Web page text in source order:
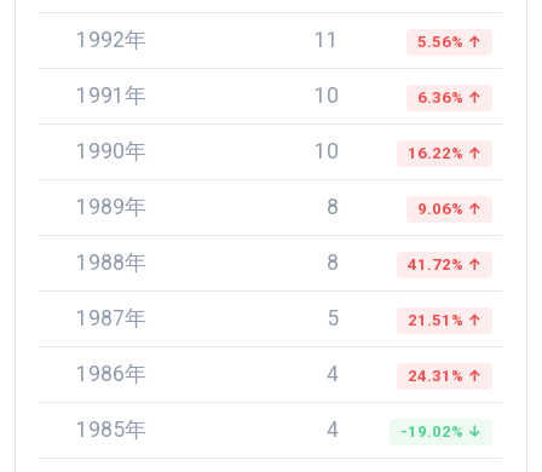
1992年 11 5.56% ↑
1991年 10 6.36% ↑
1990年 10 16.22% ↑
1989年 8 9.06% ↑
1988年 8 41.72% ↑
1987年 5 21.51% ↑
1986年 4 24.31% ↑
1985年 4 -19.02% ↓